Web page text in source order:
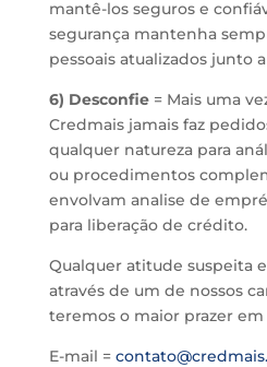
mantê-los seguros e
segurança mantenha
pessoais atualizados junto
6) Desconfie= Mais uma
Credmais jamais faz
qualquer natureza para
ou procedimentos
envolvam analise de
para liberação de crédito.
Qualquer atitude suspeita
através de um de nossos
teremos o maior prazer
E-mail =